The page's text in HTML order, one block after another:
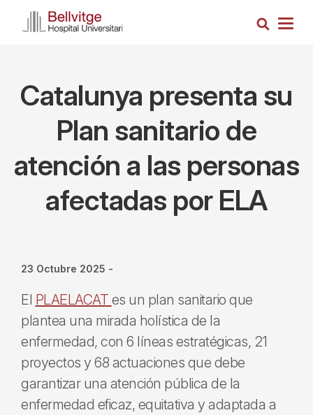
Busca
Catalunya presenta su
Plan sanitario de
atención a las personas
afectadas por ELA
23 Octubre 2025 -
El PLAELACAT es un plan sanitario que
plantea una mirada holística de la
enfermedad, con 6 líneas estratégicas, 21
proyectos y 68 actuaciones que debe
garantizar una atención pública de la
enfermedad eficaz, equitativa y adaptada a